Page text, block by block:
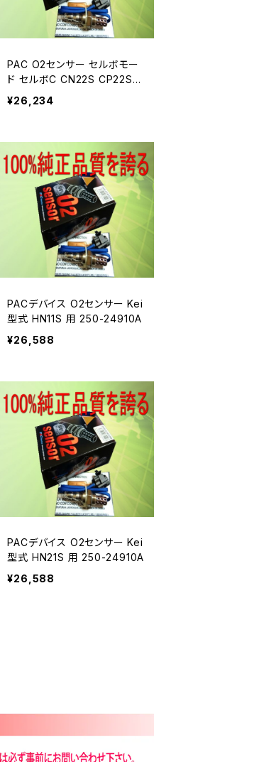
PAC O2センサー セルボモー
ド セルボC CN22S CP22S用
250-21068A
¥26,234
PACデバイス O2センサー Kei
型式 HN11S 用 250-24910A
¥26,588
PACデバイス O2センサー Kei
型式 HN21S 用 250-24910A
¥26,588